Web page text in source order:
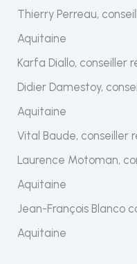
Thierry Perreau,
Aquitaine
Karfa Diallo, conseiller
Didier Damestoy,
Aquitaine
Vital Baude, conseiller
Laurence Motoman,
Aquitaine
Jean-François Blanco
Aquitaine